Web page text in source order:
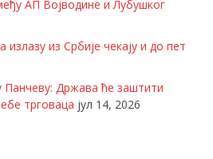
АП Војводине и Лубушког
из Србије чекају и до пет
Панчеву: Држава ће заштити
трговаца јул 14, 2026